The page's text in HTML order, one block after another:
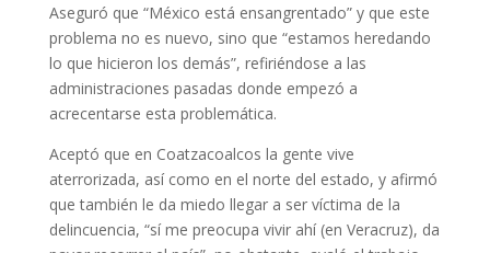
Aseguró que “México está ensangrentado” y que este
problema no es nuevo, sino que “estamos heredando
lo que hicieron los demás”, refiriéndose a las
administraciones pasadas donde empezó a
acrecentarse esta problemática.
Aceptó que en Coatzacoalcos la gente vive
aterrorizada, así como en el norte del estado, y afirmó
que también le da miedo llegar a ser víctima de la
delincuencia, “sí me preocupa vivir ahí (en Veracruz), da